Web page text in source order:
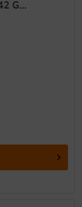
G...